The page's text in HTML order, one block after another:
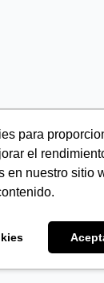
para
el
en nuestro sitio